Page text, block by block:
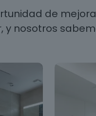
de
y nosotros